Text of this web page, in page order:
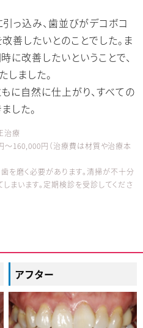
っ込み、歯並びがデコボコ
善したいとのことでした。ま
に改善したいということで、
しました。
に自然に仕上がり、すべての
した。
療
円（治療費は材質や治療本
磨く必要があります。清掃が不十分
まいます。定期検診を受診してくださ
アフター